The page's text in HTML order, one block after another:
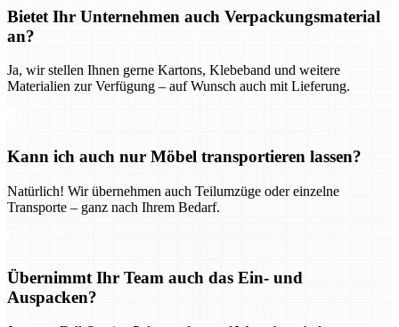
Bietet Ihr Unternehmen auch Verpackungsmaterial
an?
Ja, wir stellen Ihnen gerne Kartons, Klebeband und weitere
Materialien zur Verfügung – auf Wunsch auch mit Lieferung.
Kann ich auch nur Möbel transportieren lassen?
Natürlich! Wir übernehmen auch Teilumzüge oder einzelne
Transporte – ganz nach Ihrem Bedarf.
Übernimmt Ihr Team auch das Ein- und
Auspacken?